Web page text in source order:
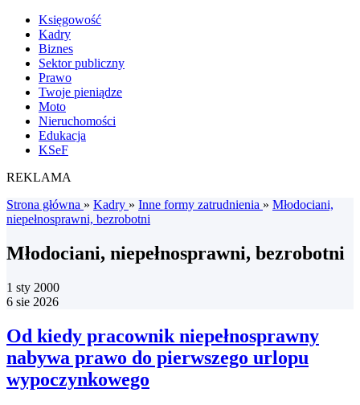
Księgowość
Kadry
Biznes
Sektor publiczny
Prawo
Twoje pieniądze
Moto
Nieruchomości
Edukacja
KSeF
REKLAMA
Strona główna » Kadry » Inne formy zatrudnienia » Młodociani,
niepełnosprawni, bezrobotni
Młodociani, niepełnosprawni, bezrobotni
1 sty 2000
6 sie 2026
Od kiedy pracownik niepełnosprawny
nabywa prawo do pierwszego urlopu
wypoczynkowego